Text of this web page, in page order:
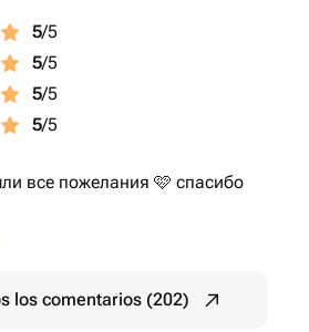
5/5
5/5
5/5
5/5
все пожелания 🩷 спасибо
los comentarios (202)